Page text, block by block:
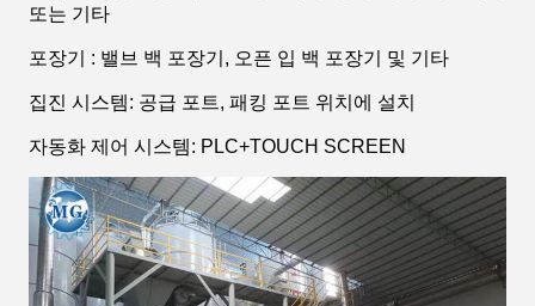
또는 기타
포장기 : 밸브 백 포장기, 오픈 입 백 포장기 및 기타
집진 시스템: 공급 포트, 패킹 포트 위치에 설치
자동화 제어 시스템: PLC+TOUCH SCREEN